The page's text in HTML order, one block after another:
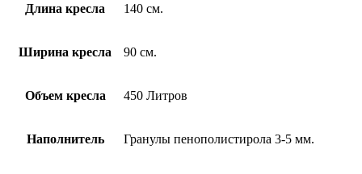
Длина кресла 140 см.
Ширина кресла 90 см.
Объем кресла 450 Литров
Наполнитель Гранулы пенополистирола 3-5 мм.